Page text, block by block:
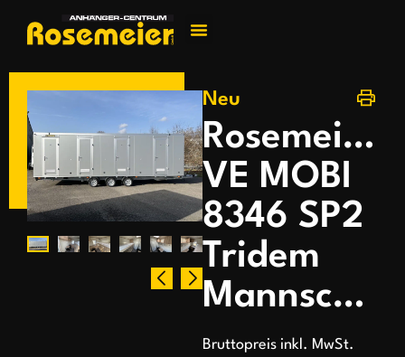
Neu
Rosemeier
VE MOBI
8346 SP2
Tridem
Mannschaftswagen
Bruttopreis inkl. MwSt.